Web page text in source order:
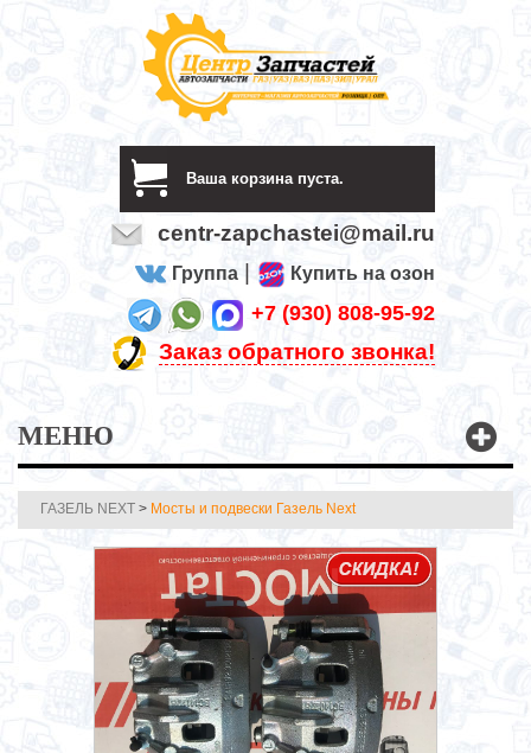
Ваша корзина пуста.
centr-zapchastei@mail.ru
Группа Купить на озон
+7 (930) 808-95-92
Заказ обратного звонка!
МЕНЮ
ГАЗЕЛЬ NEXT > Мосты и подвески Газель Next